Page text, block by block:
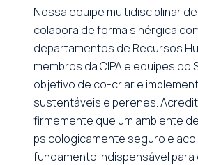
Nossa equipe multidisciplinar
colabora de forma sinérgica
departamentos de Recursos
membros da CIPA e equipes do
objetivo de co-criar e
sustentáveis e perenes.
firmemente que um ambiente
psicologicamente seguro e
fundamento indispensável